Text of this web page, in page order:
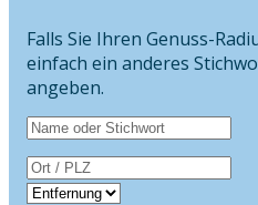
Falls Sie Ihren Genuss-
einfach ein anderes
angeben.